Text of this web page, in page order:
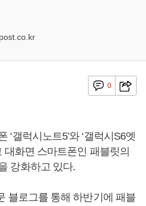
0
‘갤럭시노트5’와 ‘갤럭시S6엣
대화면 스마트폰인 패블릿의
강화하고 있다.
블로그를 통해 하반기에 패블